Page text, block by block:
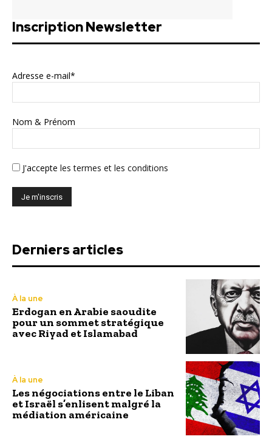
Inscription Newsletter
Adresse e-mail*
Nom & Prénom
J'accepte les termes et les conditions
Derniers articles
À la une
Erdogan en Arabie saoudite
pour un sommet stratégique
avec Riyad et Islamabad
À la une
Les négociations entre le Liban
et Israël s’enlisent malgré la
médiation américaine